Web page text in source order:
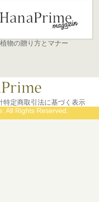
物の贈り方とマナー
特定商取引法に基づく表示
All Rights Reserved.